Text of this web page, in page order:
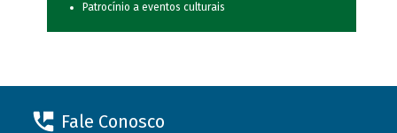
Patrocínio a eventos culturais
Fale Conosco